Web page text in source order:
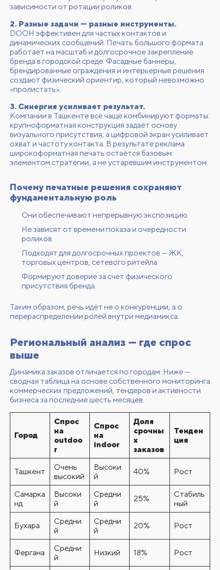
зависимости от ротации роликов.
2. Разные задачи — разные инструменты.
DOOH эффективен для частых контактов и
динамических сообщений. Печать большого формата
работает на масштаб и долгосрочное закрепление
бренда в городской среде. Фасадные баннеры,
брендированные ограждения и интерьерные решения
создают физический ориентир, который невозможно
«пролистать».
3. Синергия усиливает результат.
Компании в Ташкенте всё чаще комбинируют форматы:
крупноформатная конструкция задаёт основу
визуального присутствия, а цифровой экран усиливает
охват и частоту контакта. В результате реклама
широкоформатная печать остаётся базовым
элементом стратегии, а не устаревшим инструментом.
Почему печатные решения сохраняют
фундаментальную роль
Они обеспечивают непрерывную экспозицию.
Не зависят от времени показа и очередности
роликов.
Подходят для долгосрочных проектов — ЖК,
торговых центров, сетевого ритейла.
Формируют доверие за счёт физического
присутствия бренда.
Таким образом, речь идёт не о конкуренции, а о
перераспределении ролей внутри медиамикса.
Региональный анализ — где спрос
выше
Динамика заказов отличается по городам. Ниже —
сводная таблица на основе собственного мониторинга
коммерческих предложений, тендеров и активности
бизнеса за последние шесть месяцев.
Город
Спрос
на
outdoo
r
Спрос
на
indoor
Доля
срочны
х
заказов
Тенден
ция
Ташкент
Очень
высокий
Высоки
й
40% Рост
Самарка
нд
Высоки
й
Средни
й
25%
Стабиль
ный
Бухара
Средни
й
Средни
й
20% Рост
Фергана
Средни
й
Низкий 18% Рост